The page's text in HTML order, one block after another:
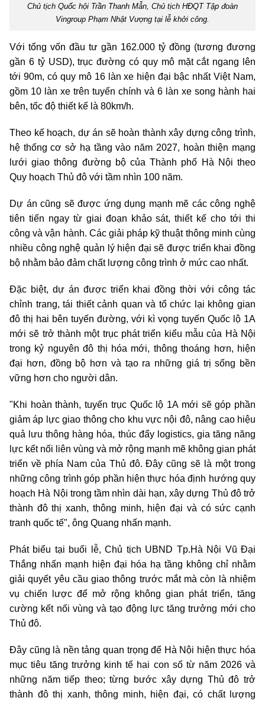
Chủ tịch Quốc hội Trần Thanh Mẫn, Chủ tịch HĐQT Tập đoàn
Vingroup Phạm Nhật Vượng tại lễ khởi công.
Với tổng vốn đầu tư gần 162.000 tỷ đồng (tương đương
gần 6 tỷ USD), trục đường có quy mô mặt cắt ngang lên
tới 90m, có quy mô 16 làn xe hiện đại bậc nhất Việt Nam,
gồm 10 làn xe trên tuyến chính và 6 làn xe song hành hai
bên, tốc độ thiết kế là 80km/h.
Theo kế hoạch, dự án sẽ hoàn thành xây dựng công trình,
hệ thống cơ sở hạ tầng vào năm 2027, hoàn thiện mạng
lưới giao thông đường bộ của Thành phố Hà Nội theo
Quy hoạch Thủ đô với tầm nhìn 100 năm.
Dự án cũng sẽ được ứng dụng mạnh mẽ các công nghệ
tiên tiến ngay từ giai đoạn khảo sát, thiết kế cho tới thi
công và vận hành. Các giải pháp kỹ thuật thông minh cùng
nhiều công nghệ quản lý hiện đại sẽ được triển khai đồng
bộ nhằm bảo đảm chất lượng công trình ở mức cao nhất.
Đặc biệt, dự án được triển khai đồng thời với công tác
chỉnh trang, tái thiết cảnh quan và tổ chức lại không gian
đô thị hai bên tuyến đường, với kì vọng tuyến Quốc lộ 1A
mới sẽ trở thành một trục phát triển kiểu mẫu của Hà Nội
trong kỷ nguyên đô thị hóa mới, thông thoáng hơn, hiện
đại hơn, đồng bộ hơn và tạo ra những giá trị sống bền
vững hơn cho người dân.
"Khi hoàn thành, tuyến trục Quốc lộ 1A mới sẽ góp phần
giảm áp lực giao thông cho khu vực nội đô, nâng cao hiệu
quả lưu thông hàng hóa, thúc đẩy logistics, gia tăng năng
lực kết nối liên vùng và mở rộng mạnh mẽ không gian phát
triển về phía Nam của Thủ đô. Đây cũng sẽ là một trong
những công trình góp phần hiện thực hóa định hướng quy
hoạch Hà Nội trong tầm nhìn dài hạn, xây dựng Thủ đô trở
thành đô thị xanh, thông minh, hiện đại và có sức cạnh
tranh quốc tế", ông Quang nhấn mạnh.
Phát biểu tại buổi lễ, Chủ tịch UBND Tp.Hà Nội Vũ Đại
Thắng nhấn mạnh hiện đại hóa hạ tầng không chỉ nhằm
giải quyết yêu cầu giao thông trước mắt mà còn là nhiệm
vụ chiến lược để mở rộng không gian phát triển, tăng
cường kết nối vùng và tạo động lực tăng trưởng mới cho
Thủ đô.
Đây cũng là nền tảng quan trọng để Hà Nội hiện thực hóa
mục tiêu tăng trưởng kinh tế hai con số từ năm 2026 và
những năm tiếp theo; từng bước xây dựng Thủ đô trở
thành đô thị xanh, thông minh, hiện đại, có chất lượng